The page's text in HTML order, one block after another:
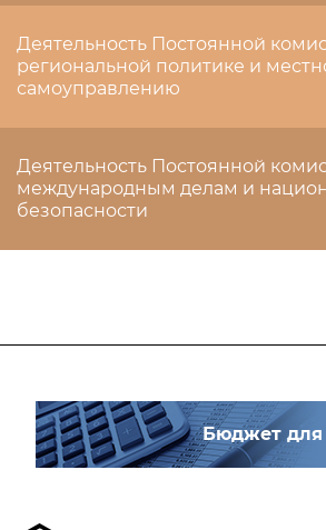
Деятельность Постоянной
региональной политике и
самоуправлению
Деятельность Постоянной
международным делам и
безопасности
Бюджет для